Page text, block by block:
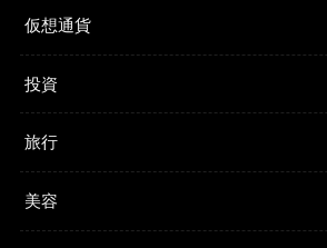
仮想通貨
投資
旅行
美容